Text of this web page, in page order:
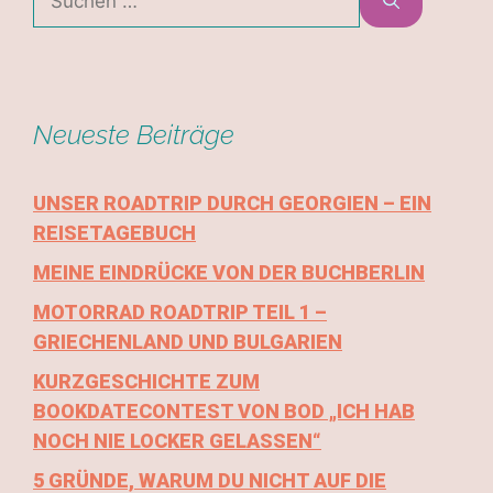
Neueste Beiträge
UNSER ROADTRIP DURCH GEORGIEN – EIN
REISETAGEBUCH
MEINE EINDRÜCKE VON DER BUCHBERLIN
MOTORRAD ROADTRIP TEIL 1 –
GRIECHENLAND UND BULGARIEN
KURZGESCHICHTE ZUM
BOOKDATECONTEST VON BOD „ICH HAB
NOCH NIE LOCKER GELASSEN“
5 GRÜNDE, WARUM DU NICHT AUF DIE